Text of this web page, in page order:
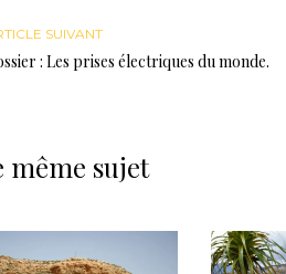
SUIVANT
: Les prises électriques du monde.
même sujet